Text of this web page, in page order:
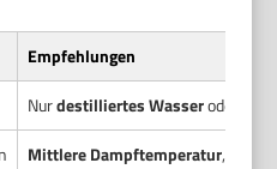
Empfehlungen
Nurdestilliertes Wasseroder
Mittlere Dampftemperatur, kein